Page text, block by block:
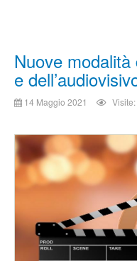
Nuove
e
14 Maggio 2021